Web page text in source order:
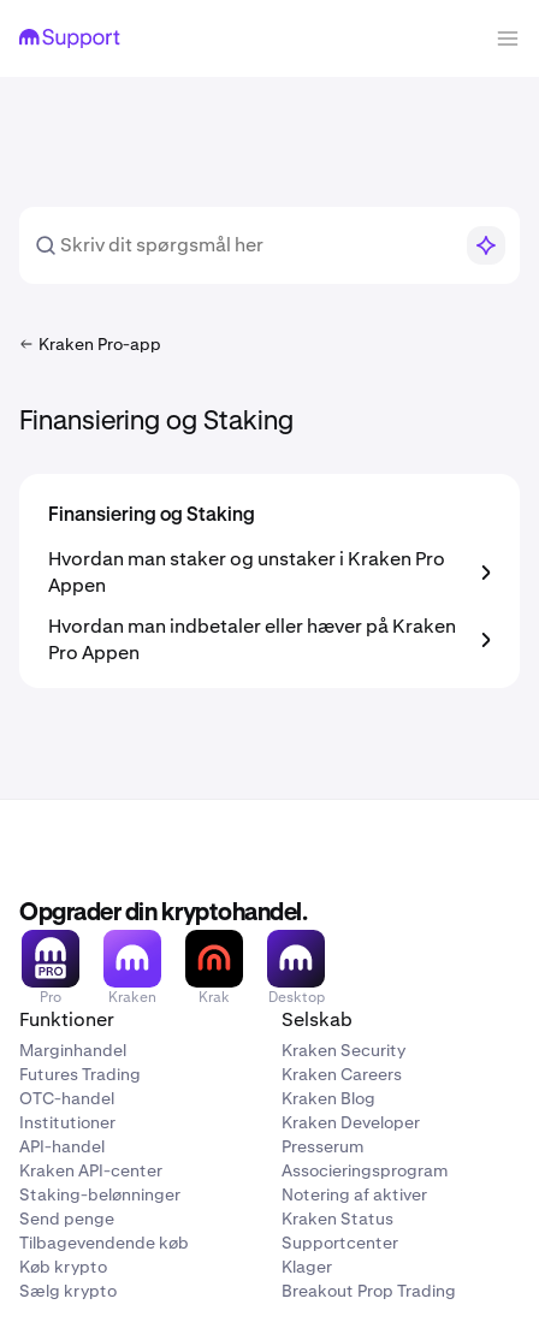
Kraken Pro-app
Finansiering og Staking
Finansiering og Staking
Hvordan man staker og unstaker i Kraken Pro
Appen
Hvordan man indbetaler eller hæver på Kraken
Pro Appen
Opgrader din kryptohandel.
Pro Kraken Krak Desktop
Funktioner
Marginhandel
Futures Trading
OTC-handel
Institutioner
API-handel
Kraken API-center
Staking-belønninger
Send penge
Tilbagevendende køb
Køb krypto
Sælg krypto
Selskab
Kraken Security
Kraken Careers
Kraken Blog
Kraken Developer
Presserum
Associeringsprogram
Notering af aktiver
Kraken Status
Supportcenter
Klager
Breakout Prop Trading